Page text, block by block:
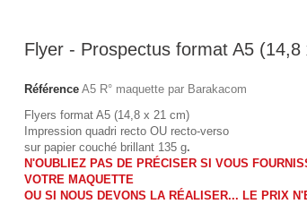
Flyer - Prospectus format A5 (14,8
Référence A5 R° maquette par Barakacom
Flyers format A5 (14,8 x 21 cm)
Impression quadri recto OU recto-verso
sur papier couché brillant 135 g.
N'OUBLIEZ PAS DE PRÉCISER SI VOUS
VOTRE MAQUETTE
OU SI NOUS DEVONS LA RÉALISER... LE PRIX